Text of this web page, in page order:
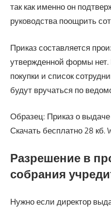
так как именно он
руководства поощрить
Приказ составляется
утвержденной формы
покупки и список
будут вручаться по
Образец: Приказ о
Скачать бесплатно 28 кб.
Разрешение в
собрания
Нужно если директор